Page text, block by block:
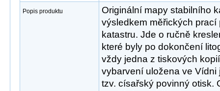
Popis produktu
Originální mapy stabilního
výsledkem měřických
katastru. Jde o ručně
které byly po dokončení
vždy jedna z tiskových
vybarvení uložena ve Vídni
tzv. císařský povinný otisk.